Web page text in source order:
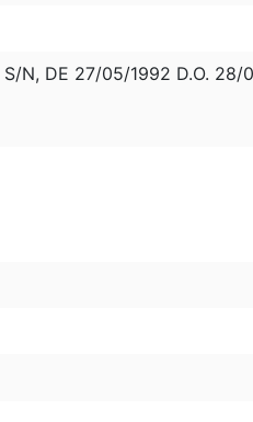
S/N, DE 27/05/1992 D.O.